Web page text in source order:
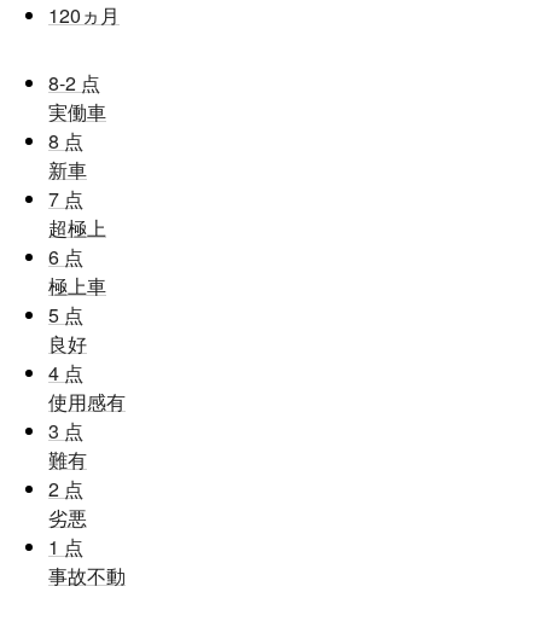
120ヵ月
8-2 点
実働車
8 点
新車
7 点
超極上
6 点
極上車
5 点
良好
4 点
使用感有
3 点
難有
2 点
劣悪
1 点
事故不動